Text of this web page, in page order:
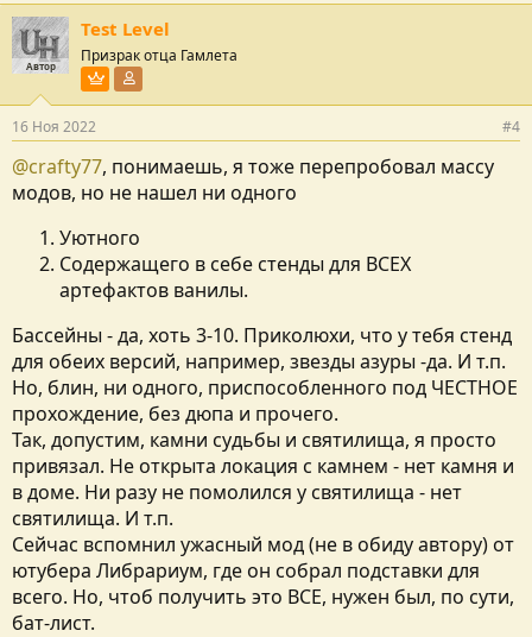
Автор
Test Level
Призрак отца Гамлета
Пользователь VIP
16 Ноя 2022 #4
@crafty77, понимаешь, я тоже перепробовал массу
модов, но не нашел ни одного
Уютного
Содержащего в себе стенды для ВСЕХ
артефактов ванилы.
Бассейны - да, хоть 3-10. Приколюхи, что у тебя стенд
для обеих версий, например, звезды азуры -да. И т.п.
Но, блин, ни одного, приспособленного под ЧЕСТНОЕ
прохождение, без дюпа и прочего.
Так, допустим, камни судьбы и святилища, я просто
привязал. Не открыта локация с камнем - нет камня и
в доме. Ни разу не помолился у святилища - нет
святилища. И т.п.
Сейчас вспомнил ужасный мод (не в обиду автору) от
ютубера Либрариум, где он собрал подставки для
всего. Но, чтоб получить это ВСЕ, нужен был, по сути,
бат-лист.